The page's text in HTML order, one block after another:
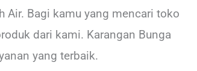
Air. Bagi kamu yang mencari toko
dari kami. Karangan Bunga
yang terbaik.